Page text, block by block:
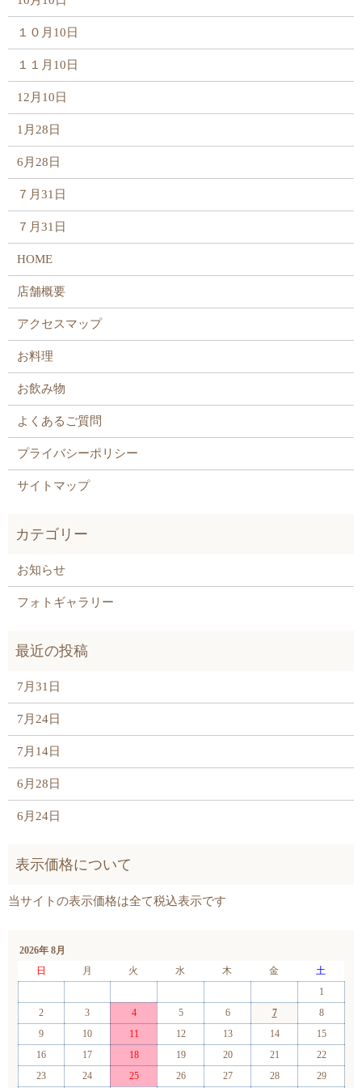
１０月10日
１１月10日
12月10日
1月28日
6月28日
７月31日
７月31日
HOME
店舗概要
アクセスマップ
お料理
お飲み物
よくあるご質問
プライバシーポリシー
サイトマップ
お知らせ
フォトギャラリー
7月31日
7月24日
7月14日
6月28日
6月24日
2026年 8月
日
月 火 水 木 金
土
1
2
3 4 5 6 7
8
9
10 11 12 13 14
15
16
17 18 19 20 21
22
23
24 25 26 27 28 29